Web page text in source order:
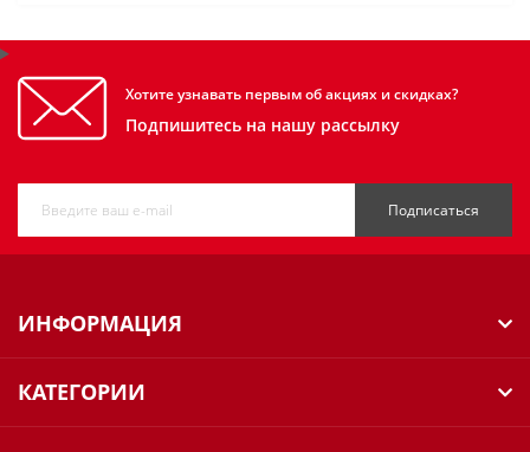
Хотите узнавать первым об акциях и скидках?
Подпишитесь на нашу рассылку
Подписаться
ИНФОРМАЦИЯ
КАТЕГОРИИ